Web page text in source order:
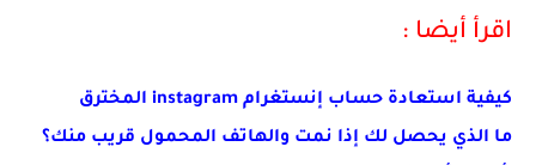
اقرأ أيضا :
كيفية استعادة حساب إنستغرام instagram المخترق
‏ما الذي يحصل لك إذا نمت والهاتف المحمول قريب منك؟